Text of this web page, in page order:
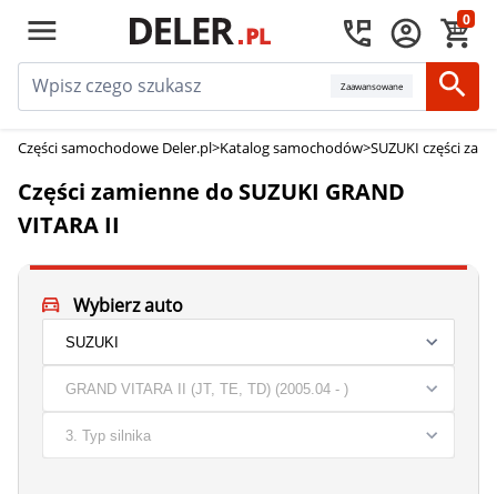
0
Zaawansowane
Części samochodowe Deler.pl>Katalog samochodów>SUZUKI części
Części zamienne do SUZUKI GRAND
VITARA II
Wybierz auto